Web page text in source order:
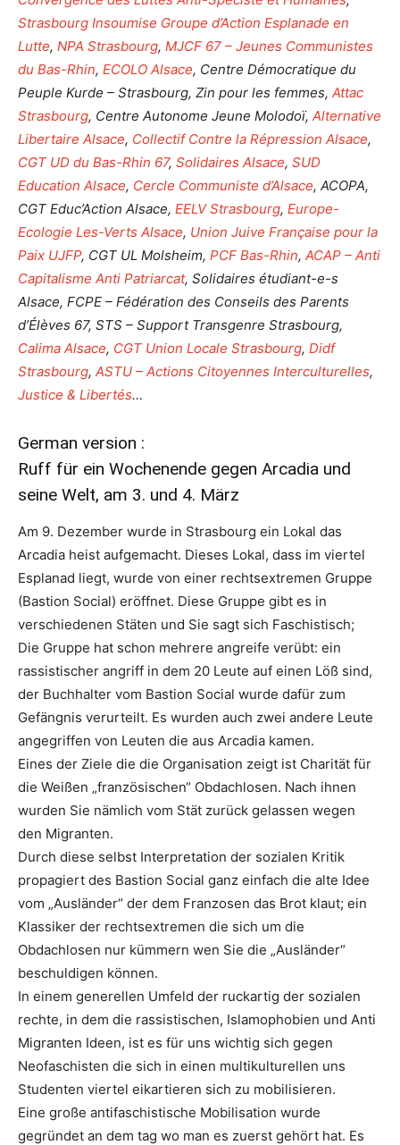
Strasbourg Insoumise Groupe d’Action Esplanade en
Lutte, NPA Strasbourg, MJCF 67 – Jeunes Communistes
du Bas-Rhin, ECOLO Alsace, Centre Démocratique du
Peuple Kurde – Strasbourg, Zin pour les femmes, Attac
Strasbourg, Centre Autonome Jeune Molodoï, Alternative
Libertaire Alsace, Collectif Contre la Répression Alsace,
CGT UD du Bas-Rhin 67, Solidaires Alsace, SUD
Education Alsace, Cercle Communiste d’Alsace, ACOPA,
CGT Educ’Action Alsace, EELV Strasbourg, Europe-
Ecologie Les-Verts Alsace, Union Juive Française pour la
Paix UJFP, CGT UL Molsheim, PCF Bas-Rhin, ACAP – Anti
Capitalisme Anti Patriarcat, Solidaires étudiant-e-s
Alsace, FCPE – Fédération des Conseils des Parents
d’Élèves 67, STS – Support Transgenre Strasbourg,
Calima Alsace, CGT Union Locale Strasbourg, Didf
Strasbourg, ASTU – Actions Citoyennes Interculturelles,
Justice & Libertés…
German version :
Ruff für ein Wochenende gegen Arcadia und
seine Welt, am 3. und 4. März
Am 9. Dezember wurde in Strasbourg ein Lokal das
Arcadia heist aufgemacht. Dieses Lokal, dass im viertel
Esplanad liegt, wurde von einer rechtsextremen Gruppe
(Bastion Social) eröffnet. Diese Gruppe gibt es in
verschiedenen Stäten und Sie sagt sich Faschistisch;
Die Gruppe hat schon mehrere angreife verübt: ein
rassistischer angriff in dem 20 Leute auf einen Löß sind,
der Buchhalter vom Bastion Social wurde dafür zum
Gefängnis verurteilt. Es wurden auch zwei andere Leute
angegriffen von Leuten die aus Arcadia kamen.
Eines der Ziele die die Organisation zeigt ist Charität für
die Weißen „französischen“ Obdachlosen. Nach ihnen
wurden Sie nämlich vom Stät zurück gelassen wegen
den Migranten.
Durch diese selbst Interpretation der sozialen Kritik
propagiert des Bastion Social ganz einfach die alte Idee
vom „Ausländer“ der dem Franzosen das Brot klaut; ein
Klassiker der rechtsextremen die sich um die
Obdachlosen nur kümmern wen Sie die „Ausländer“
beschuldigen können.
In einem generellen Umfeld der ruckartig der sozialen
rechte, in dem die rassistischen, Islamophobien und Anti
Migranten Ideen, ist es für uns wichtig sich gegen
Neofaschisten die sich in einen multikulturellen uns
Studenten viertel eikartieren sich zu mobilisieren.
Eine große antifaschistische Mobilisation wurde
gegründet an dem tag wo man es zuerst gehört hat. Es